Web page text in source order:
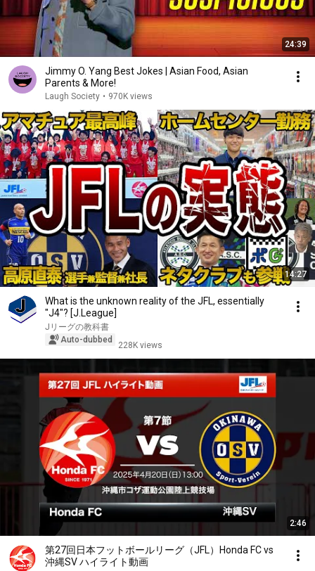
24:39
Jimmy O. Yang Best Jokes | Asian Food, Asian
Parents & More!
Laugh Society • 970K views
14:27
What is the unknown reality of the JFL, essentially
"J4"? [J.League]
Jリーグの教科書
Auto-dubbed
228K views
2:46
第27回日本フットボールリーグ（JFL）Honda FC vs
沖縄SV ハイライト動画